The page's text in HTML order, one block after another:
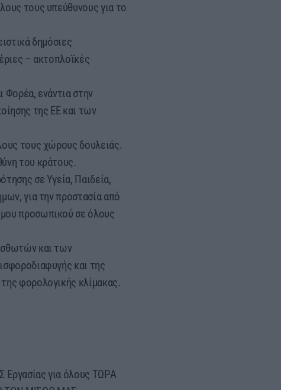
τους υπεύθυνους για το
δημόσιες
– ακτοπλοϊκές
Φορέα, ενάντια στην
της ΕΕ και των
τους χώρους δουλειάς.
του κράτους.
σε Υγεία, Παιδεία,
για την προστασία από
προσωπικού σε όλους
και των
και της
φορολογικής κλίμακας.
Εργασίας για όλους ΤΩΡΑ